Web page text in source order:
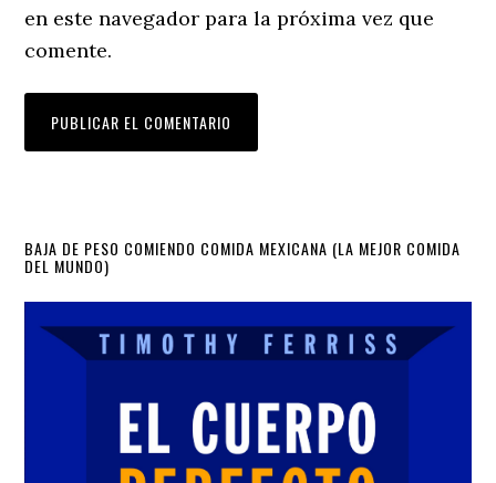
en este navegador para la próxima vez que
comente.
Primary
Sidebar
BAJA DE PESO COMIENDO COMIDA MEXICANA (LA MEJOR COMIDA
DEL MUNDO)